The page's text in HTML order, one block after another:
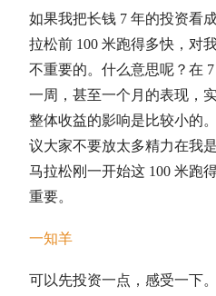
如果我把长钱 7 年的投资看
拉松前 100 米跑得多快，对
不重要的。什么意思呢？在
一周，甚至一个月的表现，
整体收益的影响是比较小的
议大家不要放太多精力在我
马拉松刚一开始这 100 米跑
重要。
一知羊
可以先投资一点，感受一下